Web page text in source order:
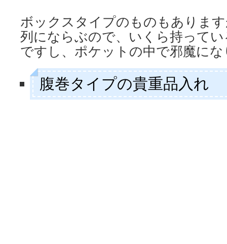
ボックスタイプのものもありま
列にならぶので、いくら持って
ですし、ポケットの中で邪魔に
腹巻タイプの貴重品入れ